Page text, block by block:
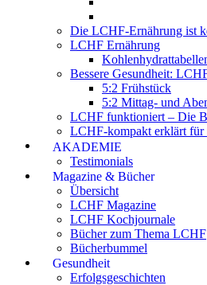
Die LCHF-Ernährung ist
LCHF Ernährung
Bessere Gesundheit:
5:2 Frühstück
5:2 Mittag- und
LCHF funktioniert – Die
LCHF-kompakt erklärt für
AKADEMIE
Testimonials
Magazine & Bücher
Übersicht
LCHF Magazine
LCHF Kochjournale
Bücher zum Thema LCHF
Bücherbummel
Gesundheit
Erfolgsgeschichten